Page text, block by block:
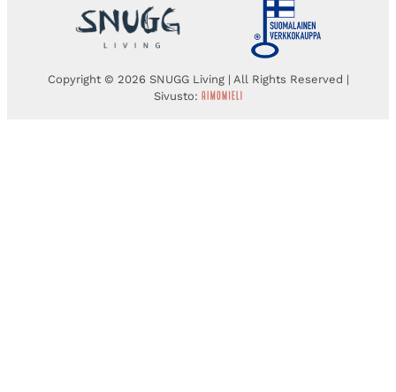
Copyright © 2026 SNUGG Living | All Rights Reserved |
Sivusto: